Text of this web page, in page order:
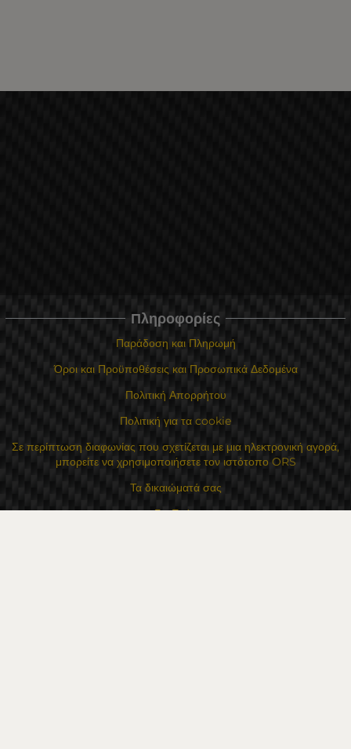
Πληροφορίες
Παράδοση και Πληρωμή
Όροι και Προϋποθέσεις και Προσωπικά Δεδομένα
Πολιτική Απορρήτου
Πολιτική για τα cookie
Σε περίπτωση διαφωνίας που σχετίζεται με μια ηλεκτρονική αγορά,
μπορείτε να χρησιμοποιήσετε τον ιστότοπο ORS
Τα δικαιώματά σας
Για Εμάς